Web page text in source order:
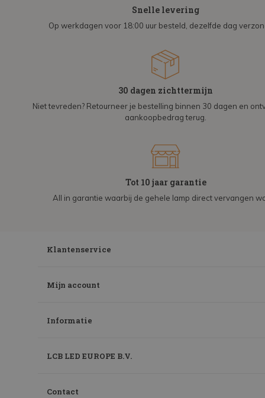
Snelle levering
Op werkdagen voor 18:00 uur besteld, dezelfde dag
30 dagen zichttermijn
Niet tevreden? Retourneer je bestelling binnen 30 dagen en
aankoopbedrag terug.
Tot 10 jaar garantie
All in garantie waarbij de gehele lamp direct vervangen
Klantenservice
Mijn account
Informatie
LCB LED EUROPE B.V.
Contact